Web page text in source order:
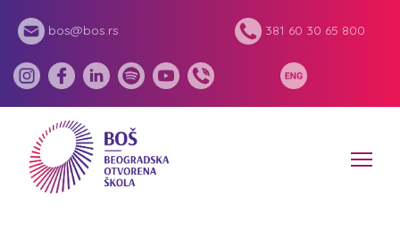
bos@bos.rs 381 60 30 65 800